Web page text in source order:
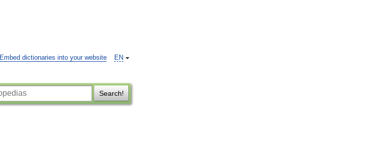
EN
Embed dictionaries into your website
Search!